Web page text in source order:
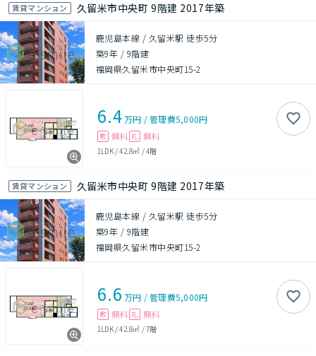
賃貸マンション 久留米市中央町 9階建 2017年築
鹿児島本線 / 久留米駅 徒歩5分
築9年 / 9階建
福岡県久留米市中央町15-2
6.4万円 /管理費5,000円
敷 無料 礼 無料
1LDK/42.8㎡ /4階
賃貸マンション 久留米市中央町 9階建 2017年築
鹿児島本線 / 久留米駅 徒歩5分
築9年 / 9階建
福岡県久留米市中央町15-2
6.6 万円 /管理費5,000円
敷 無料 礼 無料
1LDK/42.8㎡ /7階